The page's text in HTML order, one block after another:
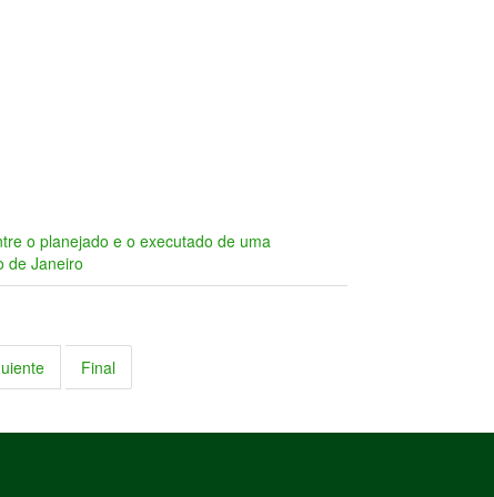
o planejado e o executado de uma
de Janeiro
Final